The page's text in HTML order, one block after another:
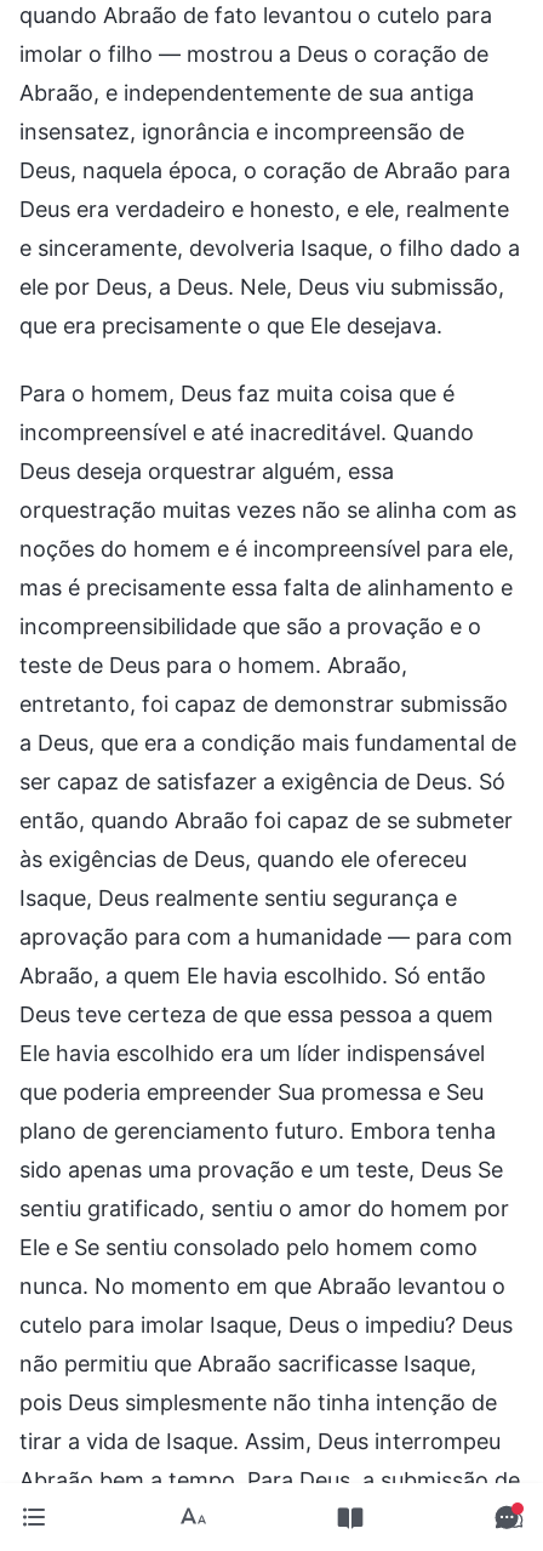
quando Abraão de fato levantou o cutelo para
imolar o filho — mostrou a Deus o coração de
Abraão, e independentemente de sua antiga
insensatez, ignorância e incompreensão de
Deus, naquela época, o coração de Abraão para
Deus era verdadeiro e honesto, e ele, realmente
e sinceramente, devolveria Isaque, o filho dado a
ele por Deus, a Deus. Nele, Deus viu submissão,
que era precisamente o que Ele desejava.
Para o homem, Deus faz muita coisa que é
incompreensível e até inacreditável. Quando
Deus deseja orquestrar alguém, essa
orquestração muitas vezes não se alinha com as
noções do homem e é incompreensível para ele,
mas é precisamente essa falta de alinhamento e
incompreensibilidade que são a provação e o
teste de Deus para o homem. Abraão,
entretanto, foi capaz de demonstrar submissão
a Deus, que era a condição mais fundamental de
ser capaz de satisfazer a exigência de Deus. Só
então, quando Abraão foi capaz de se submeter
às exigências de Deus, quando ele ofereceu
Isaque, Deus realmente sentiu segurança e
aprovação para com a humanidade — para com
Abraão, a quem Ele havia escolhido. Só então
Deus teve certeza de que essa pessoa a quem
Ele havia escolhido era um líder indispensável
que poderia empreender Sua promessa e Seu
plano de gerenciamento futuro. Embora tenha
sido apenas uma provação e um teste, Deus Se
sentiu gratificado, sentiu o amor do homem por
Ele e Se sentiu consolado pelo homem como
nunca. No momento em que Abraão levantou o
cutelo para imolar Isaque, Deus o impediu? Deus
não permitiu que Abraão sacrificasse Isaque,
pois Deus simplesmente não tinha intenção de
tirar a vida de Isaque. Assim, Deus interrompeu
Abraão bem a tempo. Para Deus, a submissão de
Abraão já havia passado no teste, o que ele fez